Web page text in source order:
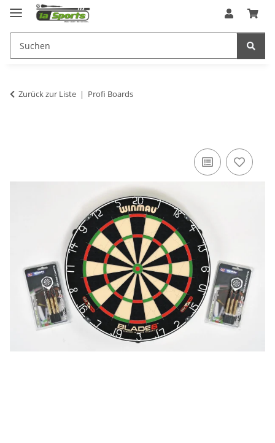
Zurück zur Liste Profi Boards